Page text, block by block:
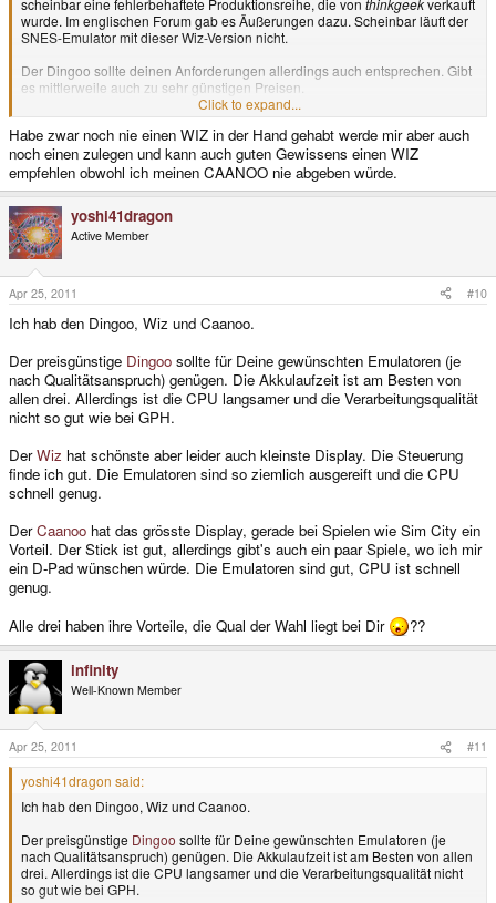
scheinbar eine fehlerbehaftete Produktionsreihe, die von thinkgeekverkauft
wurde. Im englischen Forum gab es Äußerungen dazu. Scheinbar läuft der
SNES-Emulator mit dieser Wiz-Version nicht.
Der Dingoo sollte deinen Anforderungen allerdings auch entsprechen. Gibt
es mittlerweile auch zu sehr günstigen Preisen.
Nach einem Vergleich beider Geräte befand ich den Wiz aber als die für
mich bessere Wahl. Das OLED-Display lässt besonders 8- und 16-Bit-
Spiele regelrecht im neuen Glanz erstrahlen: Wunderschöner Kontrast und
satte Farben. Die Steuerung ist besser als ihr Ruf. Wenn du nicht gerade
Riesenfinger hast, dann wirst du damit gut zurecht kommen.
Click to expand...
Habe zwar noch nie einen WIZ in der Hand gehabt werde mir aber auch
noch einen zulegen und kann auch guten Gewissens einen WIZ
empfehlen obwohl ich meinen CAANOO nie abgeben würde.
yoshi41dragon
Active Member
Apr 25, 2011 #10
Ich hab den Dingoo, Wiz und Caanoo.
Der preisgünstige Dingoo sollte für Deine gewünschten Emulatoren (je
nach Qualitätsanspruch) genügen. Die Akkulaufzeit ist am Besten von
allen drei. Allerdings ist die CPU langsamer und die Verarbeitungsqualität
nicht so gut wie bei GPH.
DerWiz hat schönste aber leider auch kleinste Display. Die Steuerung
finde ich gut. Die Emulatoren sind so ziemlich ausgereift und die CPU
schnell genug.
DerCaanoo hat das grösste Display, gerade bei Spielen wie Sim City ein
Vorteil. Der Stick ist gut, allerdings gibt's auch ein paar Spiele, wo ich mir
ein D-Pad wünschen würde. Die Emulatoren sind gut, CPU ist schnell
genug.
Alle drei haben ihre Vorteile, die Qual der Wahl liegt bei Dir
??
infinity
Well-Known Member
Apr 25, 2011 #11
yoshi41dragon said:
Ich hab den Dingoo, Wiz und Caanoo.
Der preisgünstige Dingoo sollte für Deine gewünschten Emulatoren (je
nach Qualitätsanspruch) genügen. Die Akkulaufzeit ist am Besten von allen
drei. Allerdings ist die CPU langsamer und die Verarbeitungsqualität nicht
so gut wie bei GPH.